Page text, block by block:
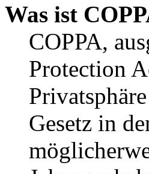
Was ist
COPPA,
Protection
Gesetz in